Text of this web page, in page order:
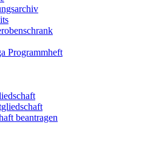
Programmheft
beantragen